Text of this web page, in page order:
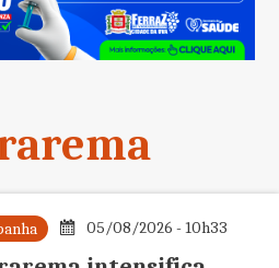
05/08/2026 - 10h33